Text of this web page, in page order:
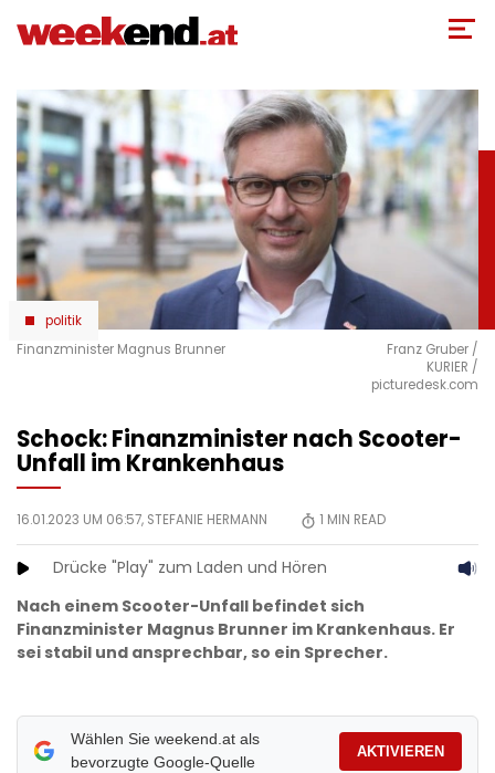
zum
politik
Finanzminister Magnus Brunner
Franz Gruber /
KURIER /
picturedesk.com
Schock: Finanzminister nach Scooter-
Unfall im Krankenhaus
16.01.2023 UM 06:57, STEFANIE HERMANN 1 MIN READ
Drücke "Play" zum Laden und Hören
Nach einem Scooter-Unfall befindet sich
Finanzminister Magnus Brunner im Krankenhaus. Er
sei stabil und ansprechbar, so ein Sprecher.
Wählen Sie weekend.at als
bevorzugte Google-Quelle
AKTIVIEREN